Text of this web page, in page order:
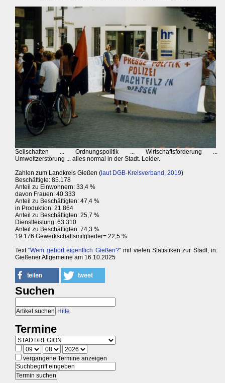
Seilschaften ... Ordnungspolitik ... Wirtschaftsförderung ...
Umweltzerstörung ... alles normal in der Stadt. Leider.
Zahlen zum Landkreis Gießen (laut DGB-Kreisverband, 2019)
Beschäftigte: 85.178
Anteil zu Einwohnern: 33,4 %
davon Frauen: 40.333
Anteil zu Beschäftigten: 47,4 %
in Produktion: 21.864
Anteil zu Beschäftigten: 25,7 %
Dienstleistung: 63.310
Anteil zu Beschäftigten: 74,3 %
19.176 Gewerkschaftsmitglieder= 22,5 %
Text "Wem gehört eigentlich Gießen?" mit vielen Statistiken zur Stadt, in:
Gießener Allgemeine am 16.10.2025
Suchen
Hilfe
Termine
vergangene Termine anzeigen